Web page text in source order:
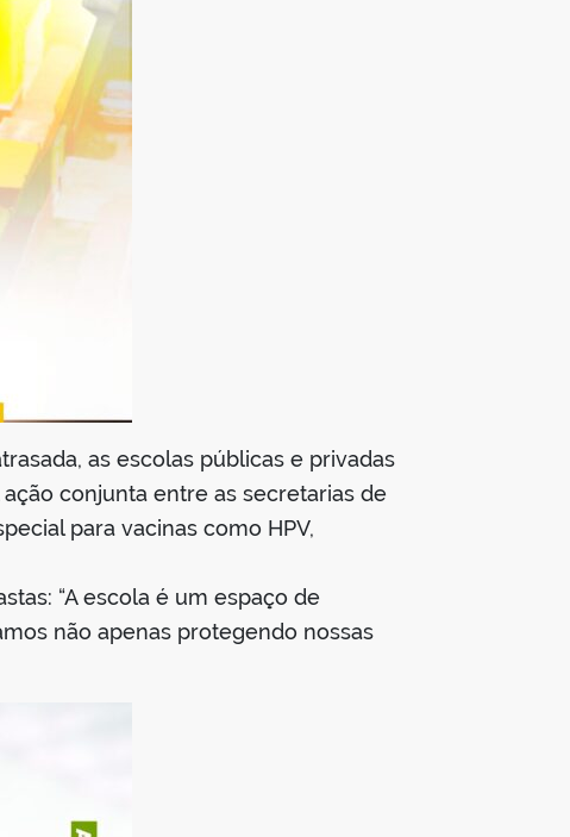
as escolas públicas e privadas
conjunta entre as secretarias de
para vacinas como HPV,
“A escola é um espaço de
não apenas protegendo nossas